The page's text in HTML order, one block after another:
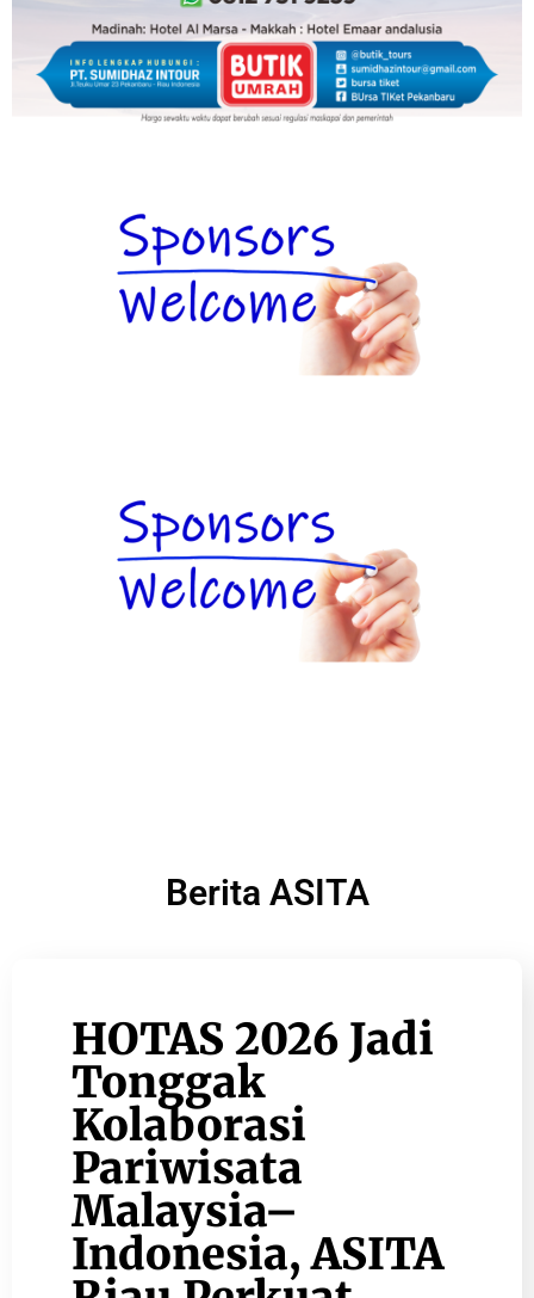
Berita ASITA
HOTAS 2026 Jadi
Tonggak
Kolaborasi
Pariwisata
Malaysia–
Indonesia, ASITA